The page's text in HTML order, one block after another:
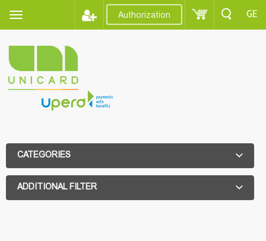
Authorization GE
CATEGORIES
ADDITIONAL FILTER